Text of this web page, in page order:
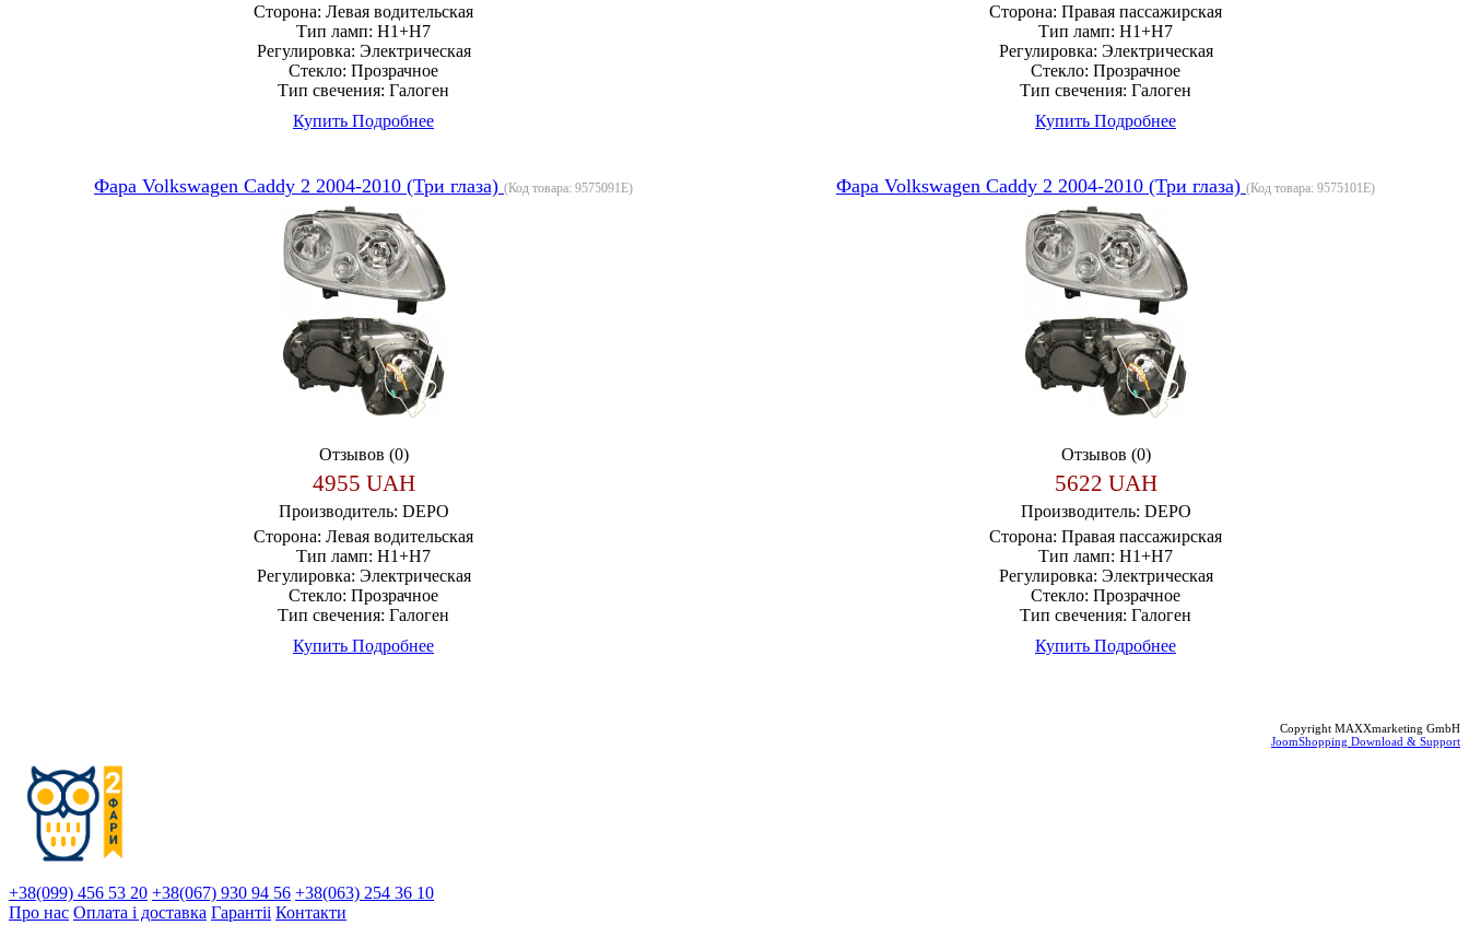
Сторона: Левая водительская
Тип ламп: H1+H7
Регулировка: Электрическая
Стекло: Прозрачное
Тип свечения: Галоген
Купить Подробнее
Сторона: Правая пассажирская
Тип ламп: H1+H7
Регулировка: Электрическая
Стекло: Прозрачное
Тип свечения: Галоген
Купить Подробнее
Фара Volkswagen Caddy 2 2004-2010 (Три глаза) (Код товара: 9575091E)
Отзывов (0)
4955 UAH
Производитель: DEPO
Сторона: Левая водительская
Тип ламп: H1+H7
Регулировка: Электрическая
Стекло: Прозрачное
Тип свечения: Галоген
Купить Подробнее
Фара Volkswagen Caddy 2 2004-2010 (Три глаза) (Код товара: 9575101E)
Отзывов (0)
5622 UAH
Производитель: DEPO
Сторона: Правая пассажирская
Тип ламп: H1+H7
Регулировка: Электрическая
Стекло: Прозрачное
Тип свечения: Галоген
Купить Подробнее
Copyright MAXXmarketing GmbH
JoomShopping Download & Support
+38(099) 456 53 20 +38(067) 930 94 56 +38(063) 254 36 10
Про нас Оплата і доставка Гарантіi Контакти